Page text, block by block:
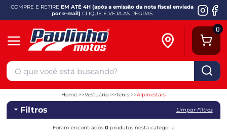
COMPRE E RETIRE EM ATÉ 4H (após a emissão da nota fiscal enviada
por e-mail) CLIQUE E VEJA AS REGRAS
0
Home Vestuário Tenis Alpinestars
Filtros Limpar Filtros
Foram encontrados 0produtos nesta categoria